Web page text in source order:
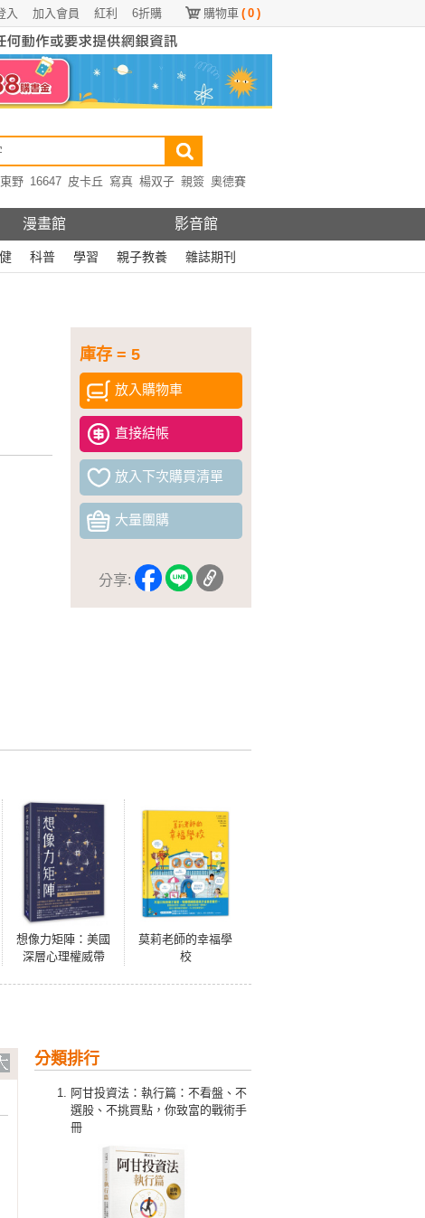
購物車 ( 0 )
6折購
紅利
加入會員
入
東野 16647 皮卡丘 寫真 楊双子 親簽 奧德賽
漫畫館 影音館
科普 學習 親子教養 雜誌期刊
庫存 = 5
放入購物車
直接結帳
放入下次購買清單
大量團購
分享:
想像力矩陣：美國
深層心理權威帶
莫莉老師的幸福學
校
分類排行
阿甘投資法：執行篇：不看盤、不
選股、不挑買點，你致富的戰術手
冊